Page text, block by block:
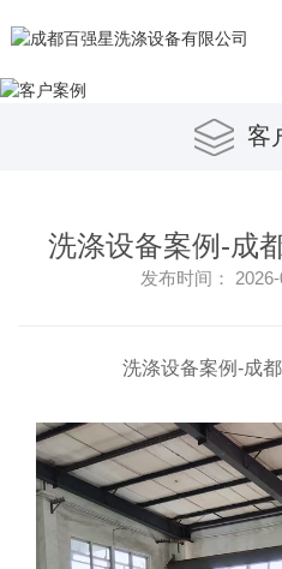
客
洗涤设备案例-成
发布时间：
洗涤设备案例-成